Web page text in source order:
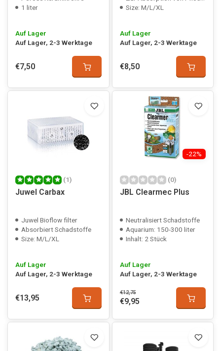
1 liter
Auf Lager
Auf Lager, 2-3 Werktage
€7,50
Size: M/L/XL
Auf Lager
Auf Lager, 2-3 Werktage
€8,50
(1)
Juwel Carbax
Juwel Bioflow filter
Absorbiert Schadstoffe
Size: M/L/XL
Auf Lager
Auf Lager, 2-3 Werktage
€13,95
-22%
(0)
JBL Clearmec Plus
Neutralisiert Schadstoffe
Aquarium: 150-300 liter
Inhalt: 2 Stück
Auf Lager
Auf Lager, 2-3 Werktage
€12,75
€9,95